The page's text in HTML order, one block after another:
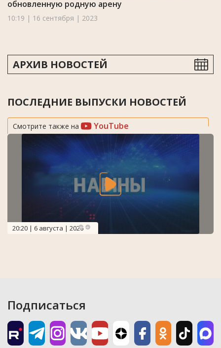
обновленную родную арену
10:19 | 16 сентября | 2023
АРХИВ НОВОСТЕЙ
ПОСЛЕДНИЕ ВЫПУСКИ НОВОСТЕЙ
Смотрите также на YouTube
20:20 | 6 августа | 2026
Подписаться